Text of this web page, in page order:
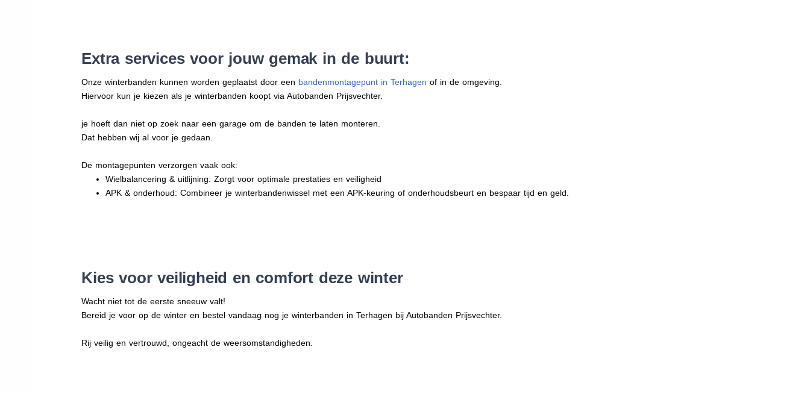
Extra services voor jouw gemak in de buurt:
Onze winterbanden kunnen worden geplaatst door een bandenmontagepunt in Terhagen of in de omgeving.
Hiervoor kun je kiezen als je winterbanden koopt via Autobanden Prijsvechter.
je hoeft dan niet op zoek naar een garage om de banden te laten monteren.
Dat hebben wij al voor je gedaan.
De montagepunten verzorgen vaak ook:
Wielbalancering & uitlijning: Zorgt voor optimale prestaties en veiligheid
APK & onderhoud: Combineer je winterbandenwissel met een APK-keuring of onderhoudsbeurt en bespaar tijd en geld.
Kies voor veiligheid en comfort deze winter
Wacht niet tot de eerste sneeuw valt!
Bereid je voor op de winter en bestel vandaag nog je winterbanden in Terhagen bij Autobanden Prijsvechter.
Rij veilig en vertrouwd, ongeacht de weersomstandigheden.